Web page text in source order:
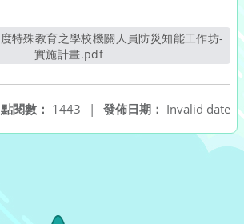
實施計畫.pdf另開新視窗
發佈日期： Invalid date
點閱數： 1443 |